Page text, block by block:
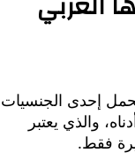
الجنسيات
يعتبر